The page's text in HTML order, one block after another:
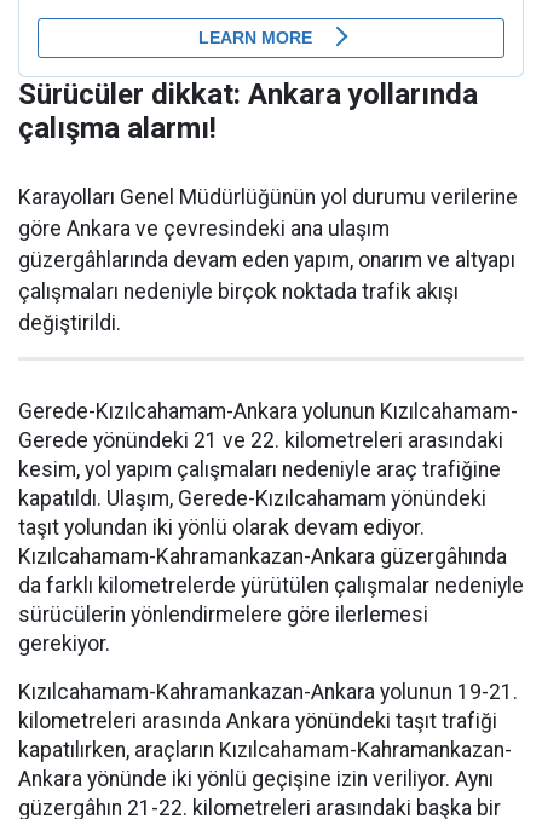
Sürücüler dikkat: Ankara yollarında
çalışma alarmı!
Karayolları Genel Müdürlüğünün yol durumu verilerine
göre Ankara ve çevresindeki ana ulaşım
güzergâhlarında devam eden yapım, onarım ve altyapı
çalışmaları nedeniyle birçok noktada trafik akışı
değiştirildi.
Gerede-Kızılcahamam-Ankara yolunun Kızılcahamam-
Gerede yönündeki 21 ve 22. kilometreleri arasındaki
kesim, yol yapım çalışmaları nedeniyle araç trafiğine
kapatıldı. Ulaşım, Gerede-Kızılcahamam yönündeki
taşıt yolundan iki yönlü olarak devam ediyor.
Kızılcahamam-Kahramankazan-Ankara güzergâhında
da farklı kilometrelerde yürütülen çalışmalar nedeniyle
sürücülerin yönlendirmelere göre ilerlemesi
gerekiyor.
Kızılcahamam-Kahramankazan-Ankara yolunun 19-21.
kilometreleri arasında Ankara yönündeki taşıt trafiği
kapatılırken, araçların Kızılcahamam-Kahramankazan-
Ankara yönünde iki yönlü geçişine izin veriliyor. Aynı
güzergâhın 21-22. kilometreleri arasındaki başka bir